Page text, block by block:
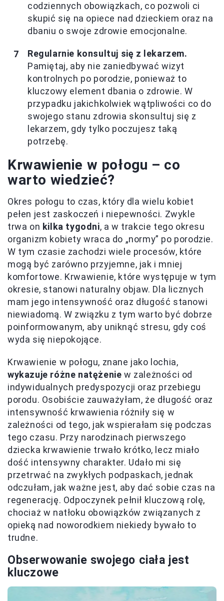
codziennych obowiązkach, co pozwoli ci
skupić się na opiece nad dzieckiem oraz na
dbaniu o swoje zdrowie emocjonalne.
Regularnie konsultuj się z lekarzem.
Pamiętaj, aby nie zaniedbywać wizyt
kontrolnych po porodzie, ponieważ to
kluczowy element dbania o zdrowie. W
przypadku jakichkolwiek wątpliwości co do
swojego stanu zdrowia skonsultuj się z
lekarzem, gdy tylko poczujesz taką
potrzebę.
Krwawienie w połogu – co
warto wiedzieć?
Okres połogu to czas, który dla wielu kobiet
pełen jest zaskoczeń i niepewności. Zwykle
trwa on kilka tygodni, a w trakcie tego okresu
organizm kobiety wraca do „normy” po porodzie.
W tym czasie zachodzi wiele procesów, które
mogą być zarówno przyjemne, jak i mniej
komfortowe. Krwawienie, które występuje w tym
okresie, stanowi naturalny objaw. Dla licznych
mam jego intensywność oraz długość stanowi
niewiadomą. W związku z tym warto być dobrze
poinformowanym, aby uniknąć stresu, gdy coś
wyda się niepokojące.
Krwawienie w połogu, znane jako lochia,
wykazuje różne natężenie w zależności od
indywidualnych predyspozycji oraz przebiegu
porodu. Osobiście zauważyłam, że długość oraz
intensywność krwawienia różniły się w
zależności od tego, jak wspierałam się podczas
tego czasu. Przy narodzinach pierwszego
dziecka krwawienie trwało krótko, lecz miało
dość intensywny charakter. Udało mi się
przetrwać na zwykłych podpaskach, jednak
odczułam, jak ważne jest, aby dać sobie czas na
regenerację. Odpoczynek pełnił kluczową rolę,
chociaż w natłoku obowiązków związanych z
opieką nad noworodkiem niekiedy bywało to
trudne.
Obserwowanie swojego ciała jest
kluczowe